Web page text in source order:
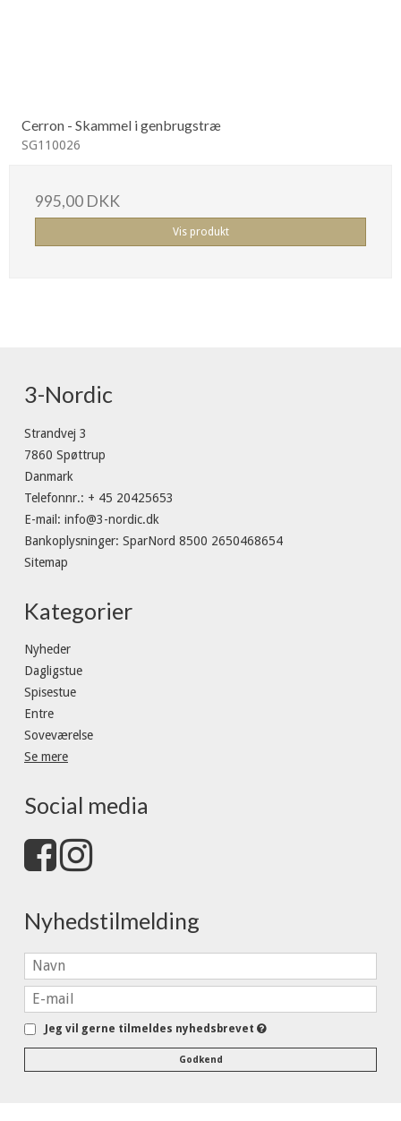
Cerron - Skammel i genbrugstræ
SG110026
995,00 DKK
Vis produkt
3-Nordic
Strandvej 3
7860 Spøttrup
Danmark
Telefonnr.: + 45 20425653
E-mail : info@3-nordic.dk
Bankoplysninger: SparNord 8500 2650468654
Sitemap
Kategorier
Nyheder
Dagligstue
Spisestue
Entre
Soveværelse
Se mere
Social media
Nyhedstilmelding
Jeg vil gerne tilmeldes nyhedsbrevet
Godkend